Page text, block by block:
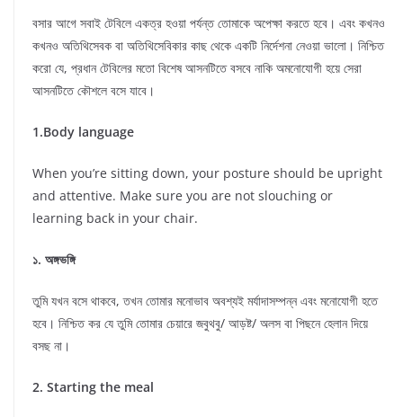
বসার আগে সবাই টেবিলে একত্র হওয়া পর্যন্ত তোমাকে অপেক্ষা করতে হবে। এবং কখনও
কখনও অতিথিসেবক বা অতিথিসেবিকার কাছ থেকে একটি নির্দেশনা নেওয়া ভালো। নিশ্চিত
করো যে, প্রধান টেবিলের মতো বিশেষ আসনটিতে বসবে নাকি অমনোযোগী হয়ে সেরা
আসনটিতে কৌশলে বসে যাবে।
1.Body language
When you’re sitting down, your posture should be upright
and attentive. Make sure you are not slouching or
learning back in your chair.
১. অঙ্গভঙ্গি
তুমি যখন বসে থাকবে, তখন তোমার মনোভাব অবশ্যই মর্যাদাসম্পন্ন এবং মনোযোগী হতে
হবে। নিশ্চিত কর যে তুমি তোমার চেয়ারে জবুথবু/ আড়ষ্ট/ অলস বা পিছনে হেলান দিয়ে
বসছ না।
2. Starting the meal